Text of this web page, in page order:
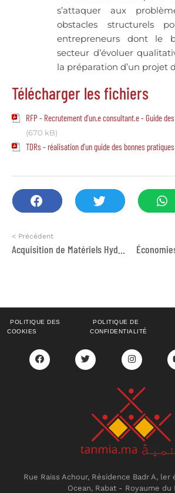
s’attaquer aux
obstacles structurels
entrepreneurs dont le
secteur d’évoluer
la préparation d’un projet
Télécharger les fichiers
RFP - Recrutement d'un.e consultant.e - Guide
(670 kB)
TDRs - réalisation d'un guide des bonnes pratiques
< Précédent
POLITIQUE DES
COOKIES
POLITIQUE DE
CONFIDENTIALITÉ
Rue Raiss Achour, Résidence Badr A, ler
Ocean, Rabat - Royaume du